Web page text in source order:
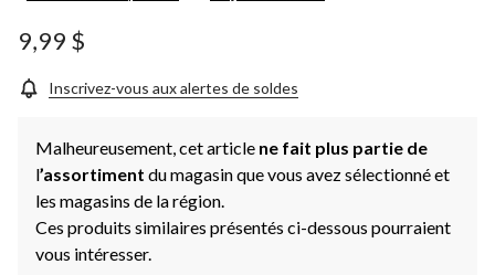
9,99 $
Inscrivez-vous aux alertes de soldes
Malheureusement, cet article ne fait plus partie de
l’assortiment du magasin que vous avez sélectionné et
les magasins de la région.
Ces produits similaires présentés ci-dessous pourraient
vous intéresser.